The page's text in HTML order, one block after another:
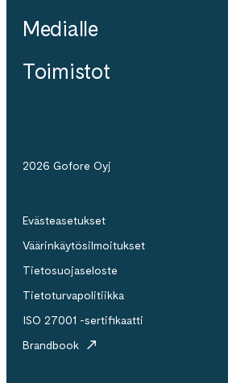
Medialle
Toimistot
2026 Gofore Oyj
Evästeasetukset
Väärinkäytösilmoitukset
Tietosuojaseloste
Tietoturvapolitiikka
ISO 27001 -sertifikaatti
Brandbook